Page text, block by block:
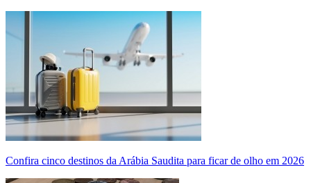
Confira cinco destinos da Arábia Saudita para ficar de olho em 2026